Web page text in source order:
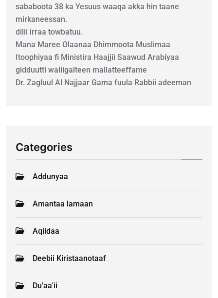
sababoota 38 ka Yesuus waaqa akka hin taane
mirkaneessan.
dilii irraa towbatuu.
Mana Maree Olaanaa Dhimmoota Muslimaa
Itoophiyaa fi Ministira Haajjii Saawud Arabiyaa
gidduutti waliigalteen mallatteeffame
Dr. Zagluul Al Najjaar Gama fuula Rabbii adeeman
Categories
Addunyaa
Amantaa lamaan
Aqiidaa
Deebii Kiristaanotaaf
Du'aa'ii